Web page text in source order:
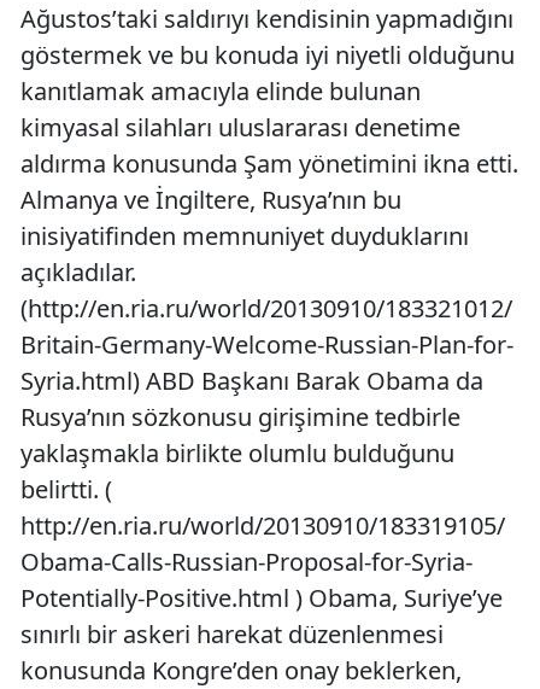
Ağustos’taki saldırıyı kendisinin yapmadığını
göstermek ve bu konuda iyi niyetli olduğunu
kanıtlamak amacıyla elinde bulunan
kimyasal silahları uluslararası denetime
aldırma konusunda Şam yönetimini ikna etti.
Almanya ve İngiltere, Rusya’nın bu
inisiyatifinden memnuniyet duyduklarını
açıkladılar.
(http://en.ria.ru/world/20130910/183321012/
Britain-Germany-Welcome-Russian-Plan-for-
Syria.html) ABD Başkanı Barak Obama da
Rusya’nın sözkonusu girişimine tedbirle
yaklaşmakla birlikte olumlu bulduğunu
belirtti. (
http://en.ria.ru/world/20130910/183319105/
Obama-Calls-Russian-Proposal-for-Syria-
Potentially-Positive.html ) Obama, Suriye’ye
sınırlı bir askeri harekat düzenlenmesi
konusunda Kongre’den onay beklerken,